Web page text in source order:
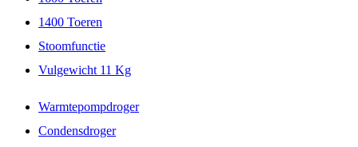
1400 Toeren
Stoomfunctie
Vulgewicht 11 Kg
Warmtepompdroger
Condensdroger